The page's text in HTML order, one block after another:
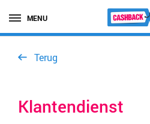
MENU
Terug
Klantendienst